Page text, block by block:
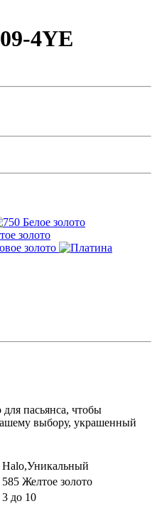
4YE
пасьянса, чтобы
выбору, украшенный
Halo,Уникальный
585 Желтое золото
3 до 10